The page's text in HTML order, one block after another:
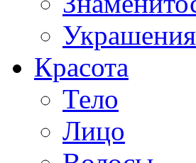
Украшения
Красота
Тело
Лицо